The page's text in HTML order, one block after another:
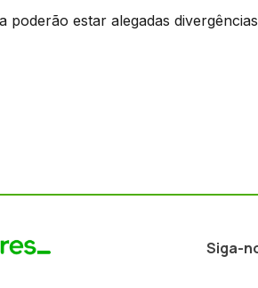
poderão estar alegadas
Siga-